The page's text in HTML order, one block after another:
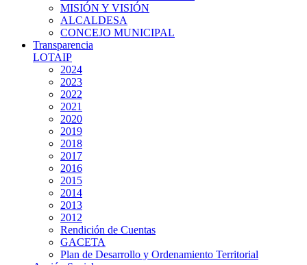
MISIÓN Y VISIÓN
ALCALDESA
CONCEJO MUNICIPAL
Transparencia
LOTAIP
2024
2023
2022
2021
2020
2019
2018
2017
2016
2015
2014
2013
2012
Rendición de Cuentas
GACETA
Plan de Desarrollo y Ordenamiento Territorial